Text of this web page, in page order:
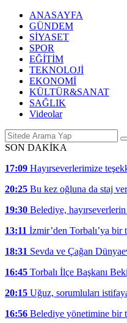
ANASAYFA
GÜNDEM
SİYASET
SPOR
EĞİTİM
TEKNOLOJİ
EKONOMİ
KÜLTÜR&SANAT
SAĞLIK
Videolar
SON DAKİKA
17:09 Hayırseverlerimize
20:25 Bu kez oğluna da staj
19:30 Belediye,
13:11 İzmir’den Torbalı’ya bir
18:31 Sevda ve Çağan
16:45 Torbalı İlçe Başkanı
20:15 Uğuz, sorumluları
16:56 Belediye yönetimine bir